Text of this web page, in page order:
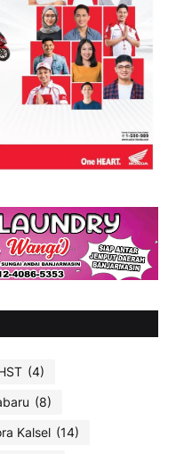
(4)
(8)
Kalsel (14)